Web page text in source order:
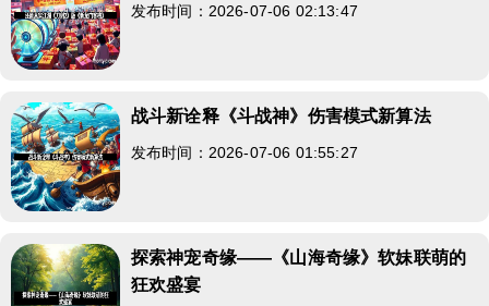
发布时间：2026-07-06 02:13:47
战斗新诠释《斗战神》伤害模式新算法
发布时间：2026-07-06 01:55:27
探索神宠奇缘——《山海奇缘》软妹联萌的
狂欢盛宴